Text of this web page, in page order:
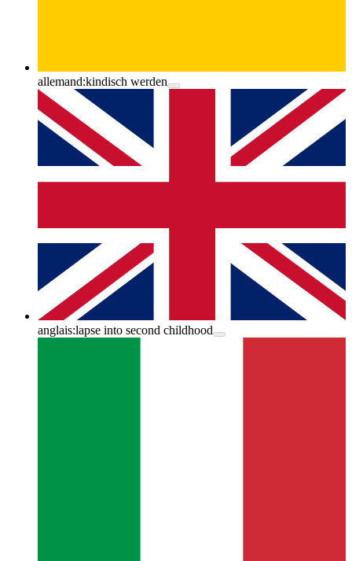
allemand:kindisch werden
anglais:lapse into second childhood